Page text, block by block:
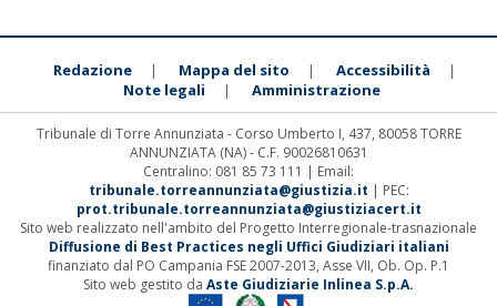
Redazione | Mappa del sito | Accessibilità |
Note legali | Amministrazione
Tribunale di Torre Annunziata - Corso Umberto I, 437, 80058 TORRE
ANNUNZIATA (NA) - C.F. 90026810631
Centralino: 081 85 73 111 | Email:
tribunale.torreannunziata@giustizia.it | PEC:
prot.tribunale.torreannunziata@giustiziacert.it
Sito web realizzato nell'ambito del Progetto Interregionale-trasnazionale
Diffusione di Best Practices negli Uffici Giudiziari italiani
finanziato dal PO Campania FSE 2007-2013, Asse VII, Ob. Op. P.1
Sito web gestito da Aste Giudiziarie Inlinea S.p.A.